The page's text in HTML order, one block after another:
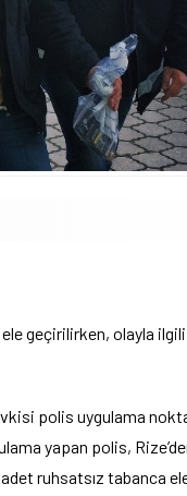
geçirilirken, olayla
polis uygulama
yapan polis,
ruhsatsız tabanca